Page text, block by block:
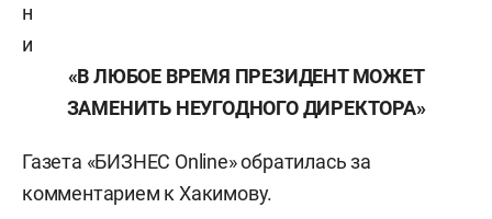
н
и
«В ЛЮБОЕ ВРЕМЯ ПРЕЗИДЕНТ МОЖЕТ
ЗАМЕНИТЬ НЕУГОДНОГО ДИРЕКТОРА»
Газета «БИЗНЕС Online» обратилась за
комментарием к Хакимову.